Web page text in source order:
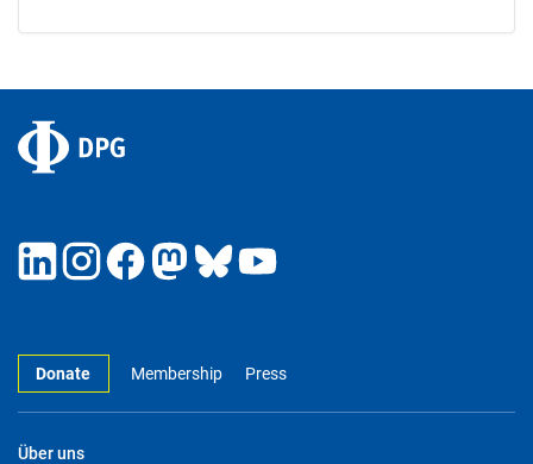
Donate Membership Press
Über uns